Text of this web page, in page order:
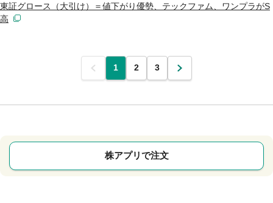
東証グロース（大引け）＝値下がり優勢、テックファム、ワンプラがS
高
前 1 2 3 次
株アプリで注文